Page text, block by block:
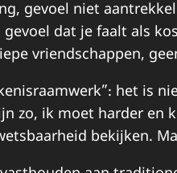
gevoel niet
dat je faalt als
vriendschappen,
het is
zo, ik moet harder en
bekijken.